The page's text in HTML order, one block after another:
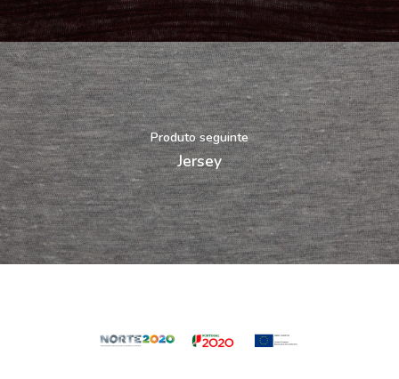
Produto seguinte
Jersey